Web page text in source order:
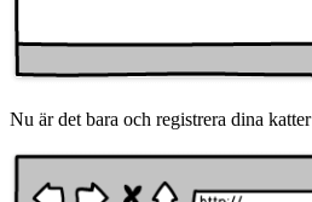
Nu är det bara och registrera dina katter